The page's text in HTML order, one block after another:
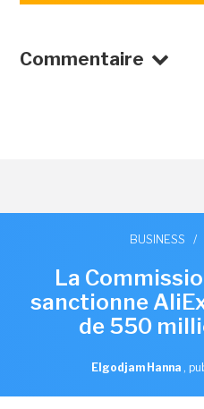
Commentaire
BUSINESS /
La
sanctionne
de 550
Elgodjam Hanna ,